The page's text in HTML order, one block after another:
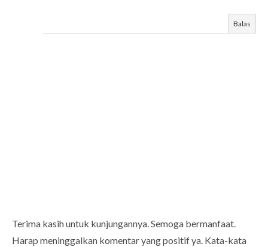
Balas
Terima kasih untuk kunjungannya. Semoga bermanfaat.
Harap meninggalkan komentar yang positif ya. Kata-kata